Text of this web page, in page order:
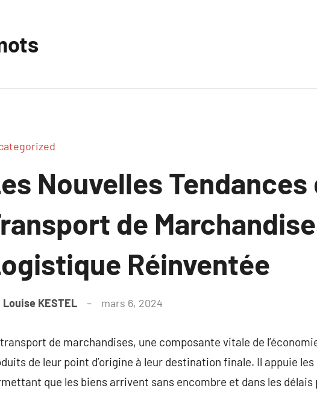
Nouvelles Tendances
de
Réinventée
Louise KESTEL mars 6, 2024
de marchandises, une composante vitale de
de leur point d’origine à leur destination finale. Il appuie
que les biens arrivent sans encombre et dans les